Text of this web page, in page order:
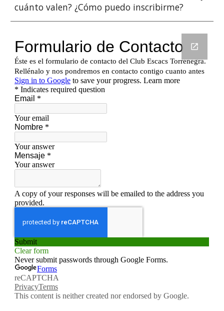
cuánto valen? ¿Cómo puedo inscribirme?